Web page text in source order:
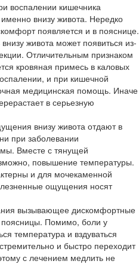
воспалении кишечника
внизу живота. Нередко
появляется и в пояснице.
живота может появиться из-
Отличительным признаком
кровяная примесь в каловых
и при кишечной
медицинская помощь. Иначе
в серьезную
внизу живота отдают в
при заболевании
Вместе с тянущей
повышение температуры.
и для мочекаменной
ощущения носят
вызывающее дискомфортные
Помимо, боли у
температура и вздуваться
и быстро переходит
с лечением медлить не